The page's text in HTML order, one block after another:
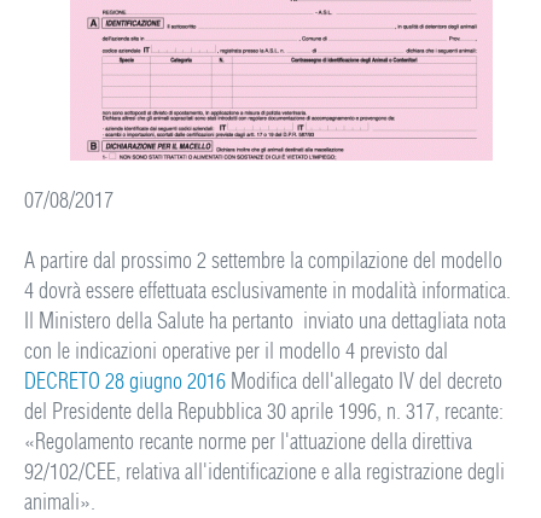
07/08/2017
A partire dal prossimo 2 settembre la compilazione del modello
4 dovrà essere effettuata esclusivamente in modalità informatica.
Il Ministero della Salute ha pertanto inviato una dettagliata nota
con le indicazioni operative per il modello 4 previsto dal
DECRETO 28 giugno 2016 Modifica dell'allegato IV del decreto
del Presidente della Repubblica 30 aprile 1996, n. 317, recante:
«Regolamento recante norme per l'attuazione della direttiva
92/102/CEE, relativa all'identificazione e alla registrazione degli
animali».